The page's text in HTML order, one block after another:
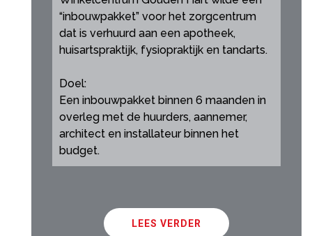
“inbouwpakket” voor het zorgcentrum
dat is verhuurd aan een apotheek,
huisartspraktijk, fysiopraktijk en tandarts.
Doel:
Een inbouwpakket binnen 6 maanden in
overleg met de huurders, aannemer,
architect en installateur binnen het
budget.
LEES VERDER